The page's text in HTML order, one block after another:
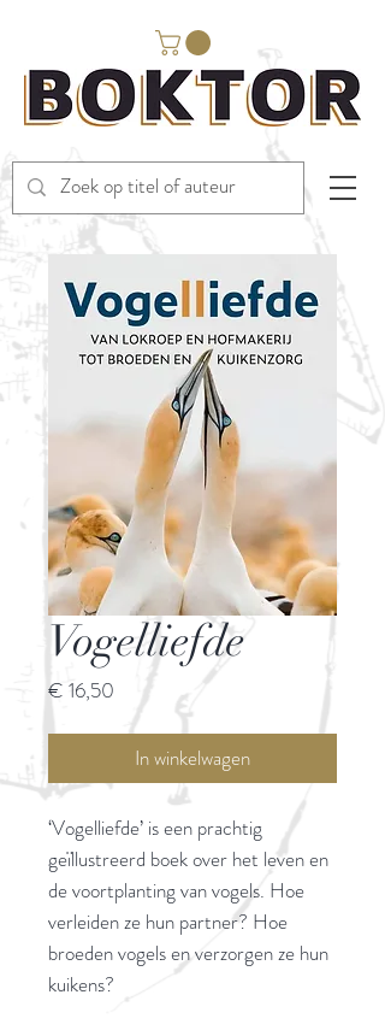
Vogelliefde
€ 16,50 Prijs
In winkelwagen
‘Vogelliefde’ is een prachtig
geïllustreerd boek over het leven en
de voortplanting van vogels. Hoe
verleiden ze hun partner? Hoe
broeden vogels en verzorgen ze hun
kuikens?